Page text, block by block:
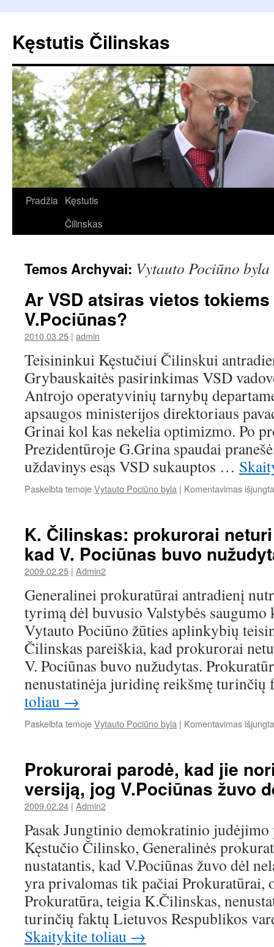
turinio
Kęstutis Čilinskas
Pradžia Kęstutis
Čilinskas
Temos Archyvai: Vytauto Pociūno byla
Ar VSD atsiras vietos
V.Pociūnas?
2010.03.25 | admin
Teisininkui Kęstučiui Čilinskui
Grybauskaitės pasirinkimas VSD
Antrojo operatyvinių tarnybų
apsaugos ministerijos direktoriaus
Grinai kol kas nekelia optimizmo. Po
Prezidentūroje G.Grina spaudai
uždavinys esąs VSD sukauptos …
Paskelbta temojeVytauto Pociūno byla | Komentavimas
K. Čilinskas: prokurorai
kad V. Pociūnas buvo
2009.02.25 | Admin2
Generalinei prokuratūrai antradienį
tyrimą dėl buvusio Valstybės
Vytauto Pociūno žūties aplinkybių
Čilinskas pareiškia, kad prokurorai
V. Pociūnas buvo nužudytas.
nenustatinėja juridinę reikšmę
toliau →
Paskelbta temojeVytauto Pociūno byla | Komentavimas
Prokurorai parodė, kad jie
versiją, jog V.Pociūnas žuvo
2009.02.24 | Admin2
Pasak Jungtinio demokratinio
Kęstučio Čilinsko, Generalinės
nustatantis, kad V.Pociūnas žuvo dėl
yra privalomas tik pačiai Prokuratūrai,
Prokuratūra, teigia K.Čilinskas,
turinčių faktų Lietuvos Respublikos
Skaitykite toliau →